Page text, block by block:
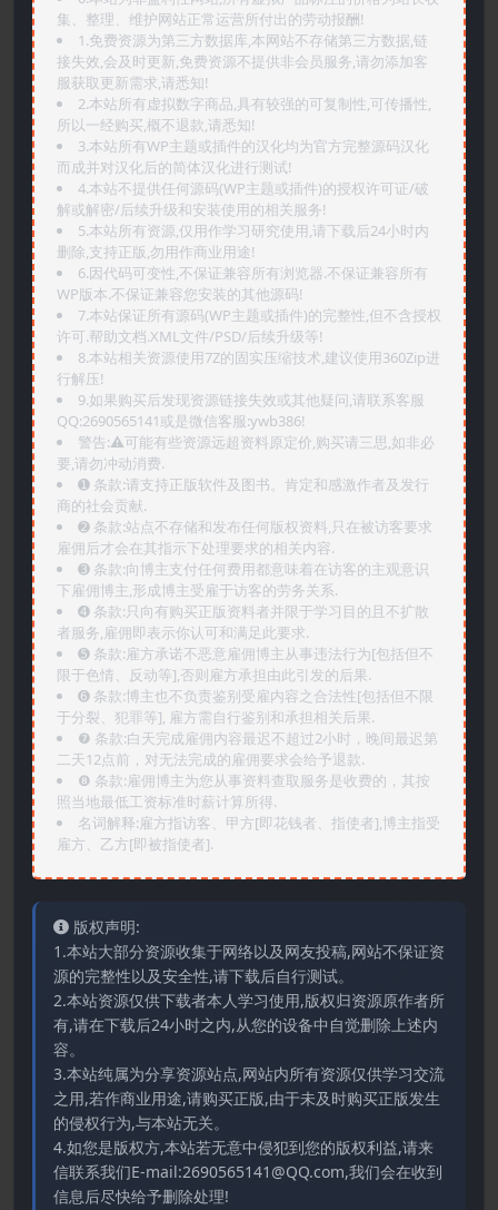
集、整理、维护网站正常运营所付出的劳动报酬!
1.免费资源为第三方数据库,本网站不存储第三方数据,链
接失效,会及时更新,免费资源不提供非会员服务,请勿添加客
服获取更新需求,请悉知!
2.本站所有虚拟数字商品,具有较强的可复制性,可传播性,
所以一经购买,概不退款,请悉知!
3.本站所有WP主题或插件的汉化均为官方完整源码汉化
而成并对汉化后的简体汉化进行测试!
4.本站不提供任何源码(WP主题或插件)的授权许可证/破
解或解密/后续升级和安装使用的相关服务!
5.本站所有资源,仅用作学习研究使用,请下载后24小时内
删除,支持正版,勿用作商业用途!
6.因代码可变性,不保证兼容所有浏览器.不保证兼容所有
WP版本.不保证兼容您安装的其他源码!
7.本站保证所有源码(WP主题或插件)的完整性,但不含授权
许可.帮助文档.XML文件/PSD/后续升级等!
8.本站相关资源使用7Z的固实压缩技术,建议使用360Zip进
行解压!
9.如果购买后发现资源链接失效或其他疑问,请联系客服
QQ:2690565141或是微信客服:ywb386!
警告:⚠️可能有些资源远超资料原定价,购买请三思,如非必
要,请勿冲动消费.
➊️ 条款:请支持正版软件及图书。肯定和感激作者及发行
商的社会贡献.
➋️ 条款:站点不存储和发布任何版权资料,只在被访客要求
雇佣后才会在其指示下处理要求的相关内容.
➌️ 条款:向博主支付任何费用都意味着在访客的主观意识
下雇佣博主,形成博主受雇于访客的劳务关系.
➍️ 条款:只向有购买正版资料者并限于学习目的且不扩散
者服务,雇佣即表示你认可和满足此要求.
➎ 条款:雇方承诺不恶意雇佣博主从事违法行为[包括但不
限于色情、反动等],否则雇方承担由此引发的后果.
➏️ 条款:博主也不负责鉴别受雇内容之合法性[包括但不限
于分裂、犯罪等], 雇方需自行鉴别和承担相关后果.
❼ 条款:白天完成雇佣内容最迟不超过2小时，晚间最迟第
二天12点前，对无法完成的雇佣要求会给予退款.
❽ 条款:雇佣博主为您从事资料查取服务是收费的，其按
照当地最低工资标准时薪计算所得.
名词解释:雇方指访客、甲方[即花钱者、指使者],博主指受
雇方、乙方[即被指使者].
版权声明:
1.本站大部分资源收集于网络以及网友投稿,网站不保证资
源的完整性以及安全性,请下载后自行测试。
2.本站资源仅供下载者本人学习使用,版权归资源原作者所
有,请在下载后24小时之内,从您的设备中自觉删除上述内
容。
3.本站纯属为分享资源站点,网站内所有资源仅供学习交流
之用,若作商业用途,请购买正版,由于未及时购买正版发生
的侵权行为,与本站无关。
4.如您是版权方,本站若无意中侵犯到您的版权利益,请来
信联系我们E-mail:2690565141@QQ.com,我们会在收到
信息后尽快给予删除处理!